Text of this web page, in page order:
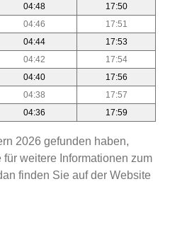
04:48
17:50
04:46
17:51
04:44
17:53
04:42
17:54
04:40
17:56
04:38
17:57
04:36 17:59
2026 gefunden haben,
weitere Informationen zum
finden Sie auf der Website